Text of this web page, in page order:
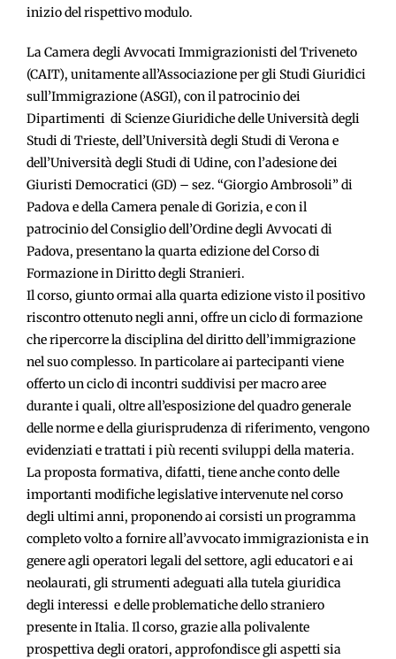
inizio del rispettivo modulo.
La Camera degli Avvocati Immigrazionisti del Triveneto
(CAIT), unitamente all’Associazione per gli Studi Giuridici
sull’Immigrazione (ASGI), con il patrocinio dei
Dipartimenti di Scienze Giuridiche delle Università degli
Studi di Trieste, dell’Università degli Studi di Verona e
dell’Università degli Studi di Udine, con l’adesione dei
Giuristi Democratici (GD) – sez. “Giorgio Ambrosoli” di
Padova e della Camera penale di Gorizia, e con il
patrocinio del Consiglio dell’Ordine degli Avvocati di
Padova, presentano la quarta edizione del Corso di
Formazione in Diritto degli Stranieri.
Il corso, giunto ormai alla quarta edizione visto il positivo
riscontro ottenuto negli anni, offre un ciclo di formazione
che ripercorre la disciplina del diritto dell’immigrazione
nel suo complesso. In particolare ai partecipanti viene
offerto un ciclo di incontri suddivisi per macro aree
durante i quali, oltre all’esposizione del quadro generale
delle norme e della giurisprudenza di riferimento, vengono
evidenziati e trattati i più recenti sviluppi della materia.
La proposta formativa, difatti, tiene anche conto delle
importanti modifiche legislative intervenute nel corso
degli ultimi anni, proponendo ai corsisti un programma
completo volto a fornire all’avvocato immigrazionista e in
genere agli operatori legali del settore, agli educatori e ai
neolaurati, gli strumenti adeguati alla tutela giuridica
degli interessi e delle problematiche dello straniero
presente in Italia. Il corso, grazie alla polivalente
prospettiva degli oratori, approfondisce gli aspetti sia